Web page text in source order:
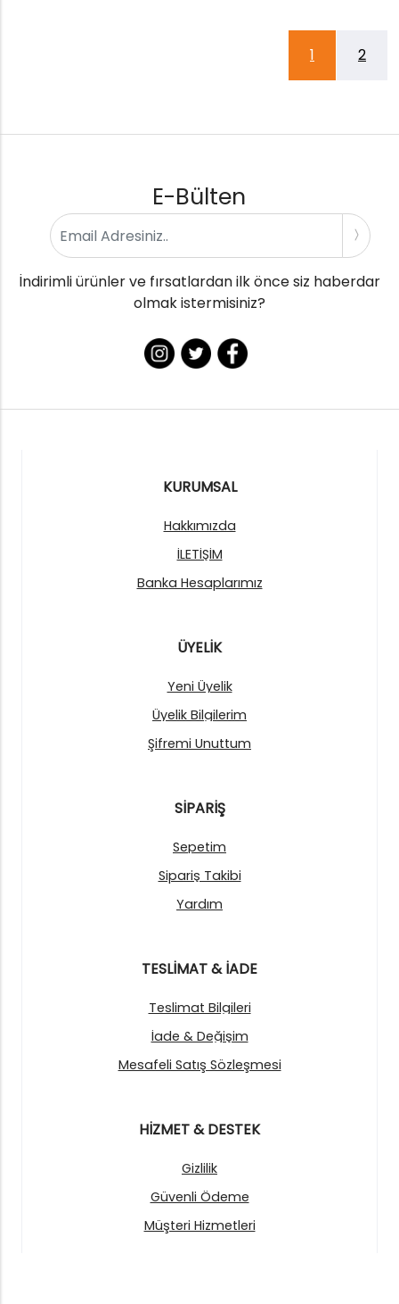
1 2
E-Bülten
İndirimli ürünler ve fırsatlardan ilk önce siz haberdar
olmak istermisiniz?
KURUMSAL
Hakkımızda
İLETİŞİM
Banka Hesaplarımız
ÜYELİK
Yeni Üyelik
Üyelik Bilgilerim
Şifremi Unuttum
SİPARİŞ
Sepetim
Sipariş Takibi
Yardım
TESLİMAT & İADE
Teslimat Bilgileri
İade & Değişim
Mesafeli Satış Sözleşmesi
HİZMET & DESTEK
Gizlilik
Güvenli Ödeme
Müşteri Hizmetleri